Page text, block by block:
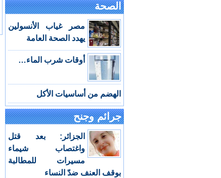
الصحة
مصر غياب الأنسولين
يهدد الصحة العامة
أوقات شرب الماء…
الهضم من أساسيات الأكل
جرائم وجنح
الجزائر: بعد قتل
واغتصاب شيماء
مسيرات للمطالبة
بوقف العنف ضدّ النساء